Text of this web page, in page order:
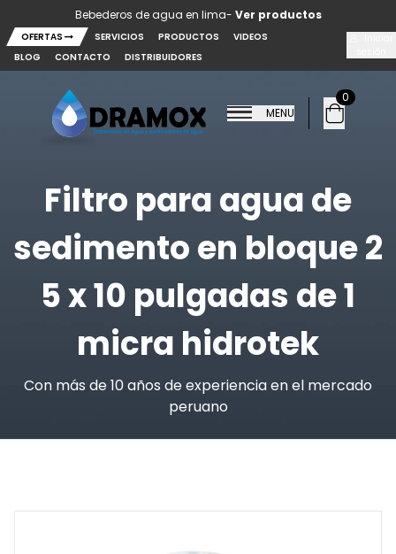
Bebederos de agua en lima- Ver productos
OFERTAS SERVICIOS PRODUCTOS
VIDEOS
BLOG
CONTACTO DISTRIBUIDORES
MENU
0
Filtro para agua de
sedimento en bloque 2
5 x 10 pulgadas de 1
micra hidrotek
Con más de 10 años de experiencia en el mercado
peruano